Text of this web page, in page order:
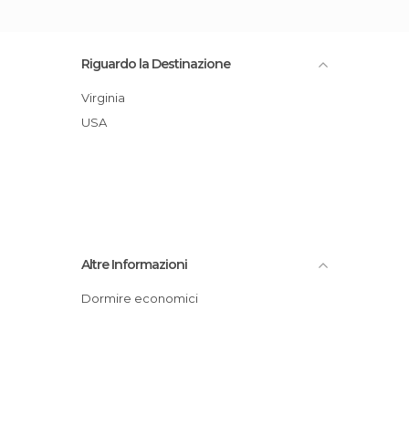
Riguardo la Destinazione
Virginia
USA
Altre Informazioni
Dormire economici